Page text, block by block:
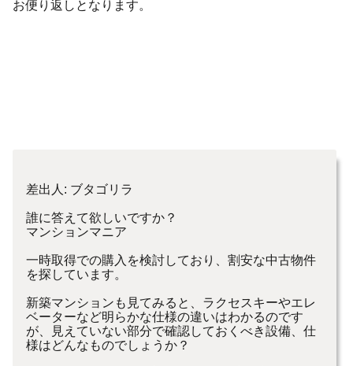
お便り返しとなります。
差出人: ブタゴリラ
誰に答えて欲しいですか？
マンションマニア
一時取得での購入を検討しており、割安な中古物件
を探しています。
新築マンションも見てみると、ラクセスキーやエレ
ベーターなど明らかな仕様の違いはわかるのです
が、見えていない部分で確認しておくべき設備、仕
様はどんなものでしょうか？